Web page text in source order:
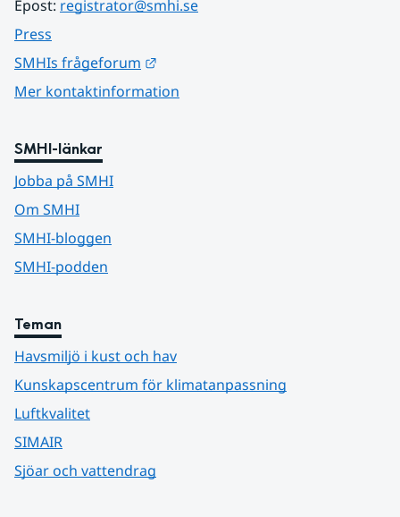
Epost: registrator@smhi.se
Press
SMHIs frågeforum
Mer kontaktinformation
SMHI-länkar
Jobba på SMHI
Om SMHI
SMHI-bloggen
SMHI-podden
Teman
Havsmiljö i kust och hav
Kunskapscentrum för klimatanpassning
Luftkvalitet
SIMAIR
Sjöar och vattendrag